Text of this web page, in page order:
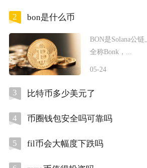
2 bon是什么币
BON是Solana公链
全称Bonk，...
05-24
3 比特币多少美元了
4 币圈钱包安全吗可靠吗
5 fil币会大幅度下跌吗